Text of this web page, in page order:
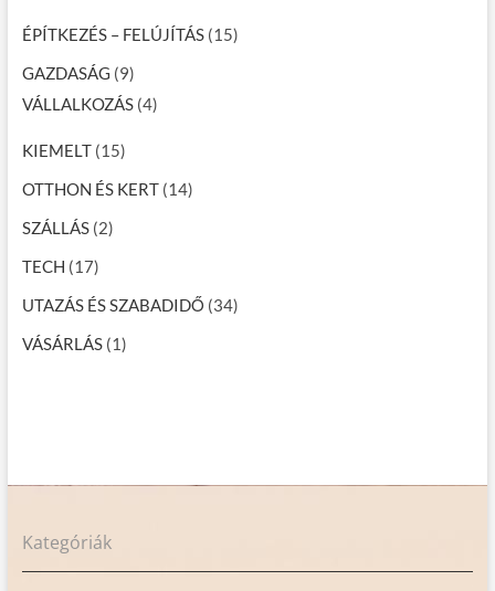
ÉPÍTKEZÉS – FELÚJÍTÁS(15)
GAZDASÁG (9)
VÁLLALKOZÁS(4)
KIEMELT(15)
OTTHON ÉS KERT(14)
SZÁLLÁS(2)
TECH (17)
UTAZÁS ÉS SZABADIDŐ (34)
VÁSÁRLÁS(1)
Kategóriák